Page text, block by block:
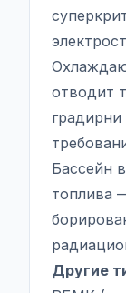
отводит
Бассейн
топлива
Другие